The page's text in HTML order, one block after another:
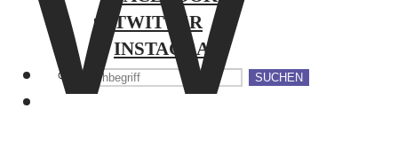
TWITTER
INSTAGRAM
SUCHEN